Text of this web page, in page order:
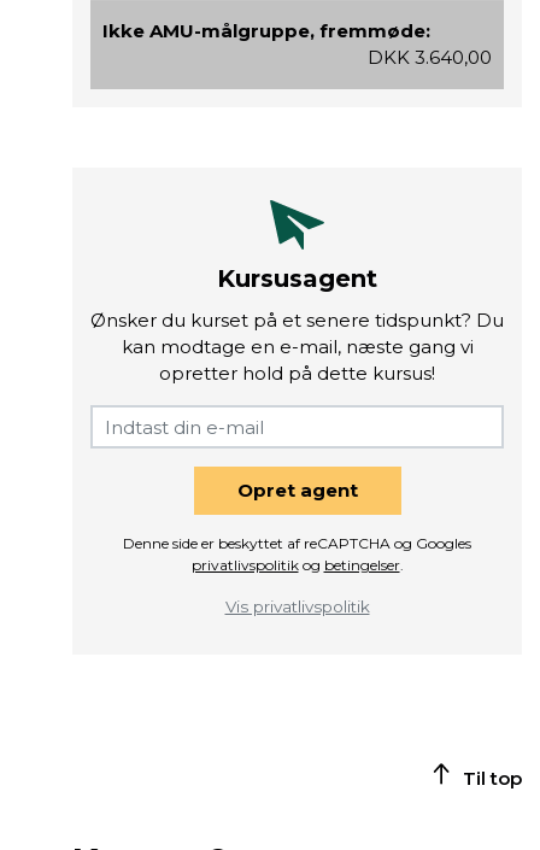
Ikke AMU-målgruppe, fremmøde:
DKK 3.640,00
Kursusagent
Ønsker du kurset på et senere tidspunkt? Du
kan modtage en e-mail, næste gang vi
opretter hold på dette kursus!
Opret agent
Denne side er beskyttet af reCAPTCHA og Googles
privatlivspolitikog betingelser.
Vis privatlivspolitik
Til top